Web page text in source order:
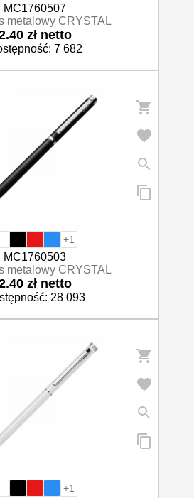
MC1760507
metalowy CRYSTAL
zł netto
7 682
+1
MC1760503
metalowy CRYSTAL
zł netto
28 093
+1